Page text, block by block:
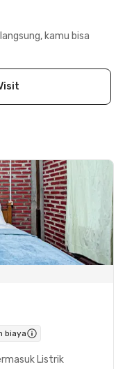
kamu bisa
biaya
Listrik